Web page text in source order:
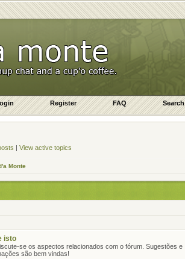
Register FAQ Search
| View active topics
Monte
isto
se os aspectos relacionados com o fórum. Sugestões e
são bem vindas!